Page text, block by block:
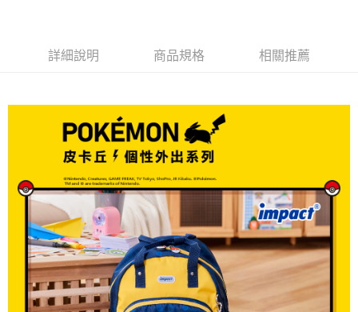
帳／街口支付／iPASS MONEY」等通路繳費。
買賣價金債權讓與本公司後，依約使用本公司帳單繳交帳款。
2.基於同意付款使用「大哥付你分期」之契約關係目的，商店將以您的個人
資料（包含姓名、電話或地址）提供予台灣大哥大進項蒐集、處理及利用，
3.完整用戶服務條款，請詳閱以下連結：https://oppay.tw/userRule
２．訂單成立數日內，您將收到繳費通知簡訊。
※ 請注意：結帳手續完成當下不需立刻繳費，但若您需要取消訂單，請聯絡
購買商品的店家。未經商家同意取消之訂單仍視為有效，需透過AFTEE先享
後付繳納相關費用。
※ 交易是否成功請以「AFTEE先享後付 」之結帳頁面顯示為準，若有關於
是否繳費成功／繳費後需取消欲退款等相關疑問，請聯繫「AFTEE先享後付
客戶支援中心」 https://netprotections.freshdesk.com/support/home
【注意事項】
１．透過由恩沛科技股份有限公司提供之「AFTEE先享後付」服務完成之交
易，需依本服務之必要範圍內提供個人資料，並將交易相關給付款項請求債
權轉讓予恩沛科技股份有限公司。
２．關於個人資料處理事宜，請瀏覽以下網址：
https://aftee.tw/terms/#terms3
３．未成年的使用者請事先徵得法定代理人或監護人之同意方可使用
「AFTEE先享後付」，若未經同意申辦者引起之損失，本公司不負相關責
每筆NT$200
詳細說明 商品規格 相關推薦